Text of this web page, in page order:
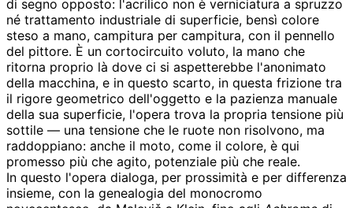
di segno opposto: l'acrilico non è verniciatura a spruzzo
né trattamento industriale di superficie, bensì colore
steso a mano, campitura per campitura, con il pennello
del pittore. È un cortocircuito voluto, la mano che
ritorna proprio là dove ci si aspetterebbe l'anonimato
della macchina, e in questo scarto, in questa frizione tra
il rigore geometrico dell'oggetto e la pazienza manuale
della sua superficie, l'opera trova la propria tensione più
sottile — una tensione che le ruote non risolvono, ma
raddoppiano: anche il moto, come il colore, è qui
promesso più che agito, potenziale più che reale.
In questo l'opera dialoga, per prossimità e per differenza
insieme, con la genealogia del monocromo